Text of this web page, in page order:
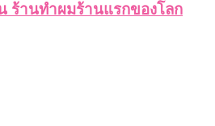
ร้านทำผมร้านแรกของโลก